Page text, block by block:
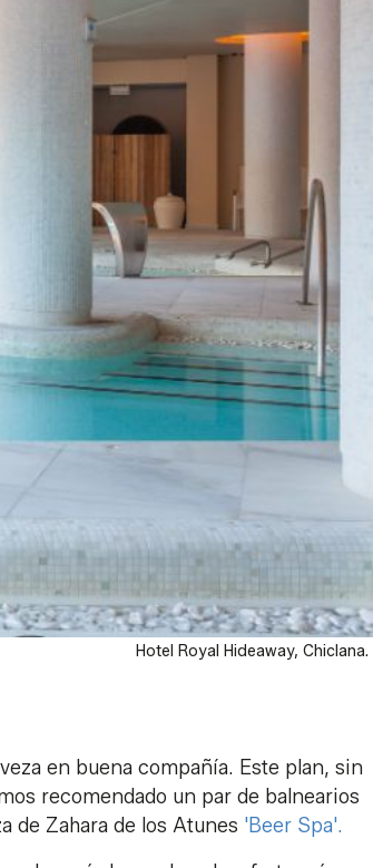
Hotel Royal Hideaway, Chiclana.
en buena compañía. Este plan, sin
recomendado un par de balnearios
de Zahara de los Atunes 'Beer Spa'.